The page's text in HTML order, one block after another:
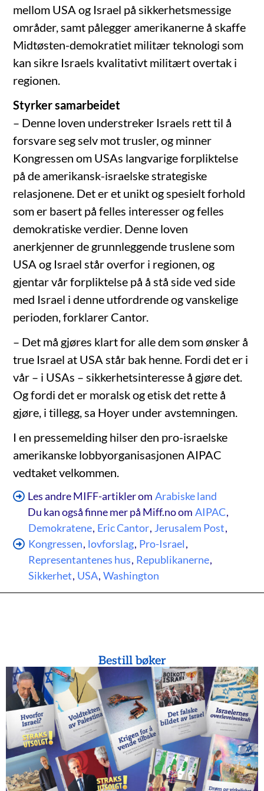
mellom USA og Israel på sikkerhetsmessige
områder, samt pålegger amerikanerne å skaffe
Midtøsten-demokratiet militær teknologi som
kan sikre Israels kvalitativt militært overtak i
regionen.
Styrker samarbeidet
– Denne loven understreker Israels rett til å
forsvare seg selv mot trusler, og minner
Kongressen om USAs langvarige forpliktelse
på de amerikansk-israelske strategiske
relasjonene. Det er et unikt og spesielt forhold
som er basert på felles interesser og felles
demokratiske verdier. Denne loven
anerkjenner de grunnleggende truslene som
USA og Israel står overfor i regionen, og
gjentar vår forpliktelse på å stå side ved side
med Israel i denne utfordrende og vanskelige
perioden, forklarer Cantor.
– Det må gjøres klart for alle dem som ønsker å
true Israel at USA står bak henne. Fordi det er i
vår – i USAs – sikkerhetsinteresse å gjøre det.
Og fordi det er moralsk og etisk det rette å
gjøre, i tillegg, sa Hoyer under avstemningen.
I en pressemelding hilser den pro-israelske
amerikanske lobbyorganisasjonen AIPAC
vedtaket velkommen.
Les andre MIFF-artikler om Arabiske land
Du kan også finne mer på Miff.no om AIPAC,
Demokratene, Eric Cantor, Jerusalem Post,
Kongressen, lovforslag, Pro-Israel,
Representantenes hus, Republikanerne,
Sikkerhet, USA, Washington
Bestill bøker